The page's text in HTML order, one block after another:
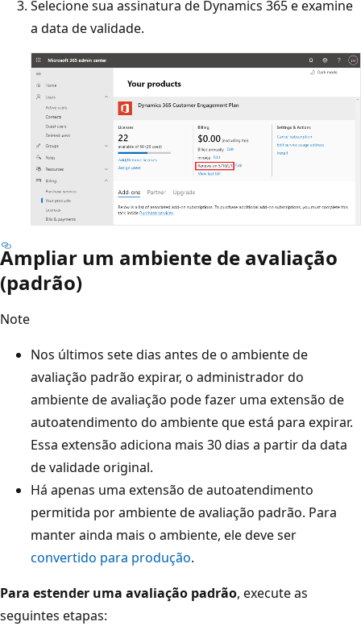
Selecione sua assinatura de Dynamics 365 e examine
a data de validade.
Ampliar um ambiente de avaliação
(padrão)
Note
Nos últimos sete dias antes de o ambiente de
avaliação padrão expirar, o administrador do
ambiente de avaliação pode fazer uma extensão de
autoatendimento do ambiente que está para expirar.
Essa extensão adiciona mais 30 dias a partir da data
de validade original.
Há apenas uma extensão de autoatendimento
permitida por ambiente de avaliação padrão. Para
manter ainda mais o ambiente, ele deve ser
convertido para produção.
Para estender uma avaliação padrão, execute as
seguintes etapas: